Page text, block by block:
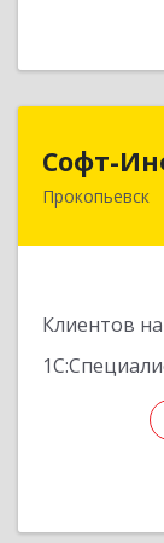
Софт-
Прокопьевск
Клиентов